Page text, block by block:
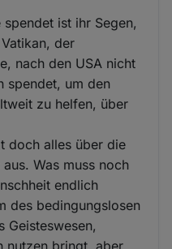
ist ihr Segen,
der
nach den USA nicht
spendet, um den
zu helfen, über
doch alles über die
Was muss noch
endlich
des bedingungslosen
Geisteswesen,
nutzen bringt, aber